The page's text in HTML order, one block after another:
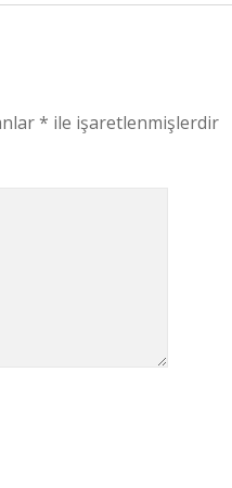
* ile işaretlenmişlerdir